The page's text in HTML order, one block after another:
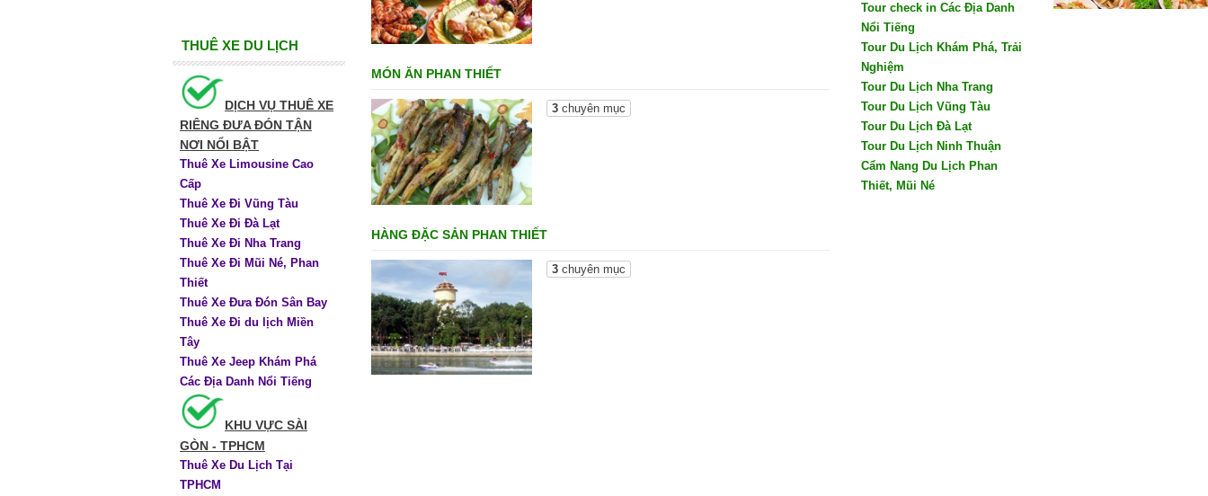
MÓN ĂN PHAN THIẾT
3chuyên mục
HÀNG ĐẶC SẢN PHAN THIẾT
3chuyên mục
Tour check in Các Địa Danh
Nổi Tiếng
Tour Du Lịch Khám Phá, Trải
Nghiệm
Tour Du Lịch Nha Trang
Tour Du Lịch Vũng Tàu
Tour Du Lịch Đà Lạt
Tour Du Lịch Ninh Thuận
Cẩm Nang Du Lịch Phan
Thiết, Mũi Né
THUÊ XE DU LỊCH
DỊCH VỤ THUÊ XE
RIÊNG ĐƯA ĐÓN TẬN
NƠI NỔI BẬT
Thuê Xe Limousine Cao
Cấp
Thuê Xe Đi Vũng Tàu
Thuê Xe Đi Đà Lạt
Thuê Xe Đi Nha Trang
Thuê Xe Đi Mũi Né, Phan
Thiết
Thuê Xe Đưa Đón Sân Bay
Thuê Xe Đi du lịch Miền
Tây
Thuê Xe Jeep Khám Phá
Các Địa Danh Nổi Tiếng
KHU VỰC SÀI
GÒN - TPHCM
Thuê Xe Du Lịch Tại
TPHCM